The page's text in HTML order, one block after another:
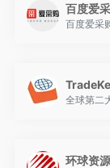
百度爱
百度爱采
全球第二
环球资